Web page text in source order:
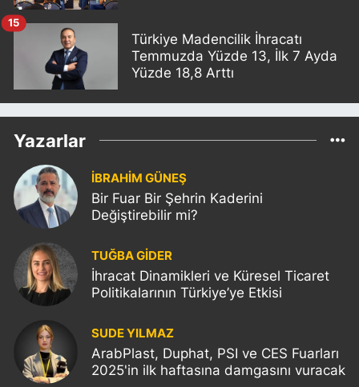
Türkiye Madencilik İhracatı
Temmuzda Yüzde 13, İlk 7 Ayda
Yüzde 18,8 Arttı
15
Yazarlar
İBRAHİM GÜNEŞ
Bir Fuar Bir Şehrin Kaderini
Değiştirebilir mi?
TUĞBA GİDER
İhracat Dinamikleri ve Küresel Ticaret
Politikalarının Türkiye’ye Etkisi
SUDE YILMAZ
ArabPlast, Duphat, PSI ve CES Fuarları
2025'in ilk haftasına damgasını vuracak